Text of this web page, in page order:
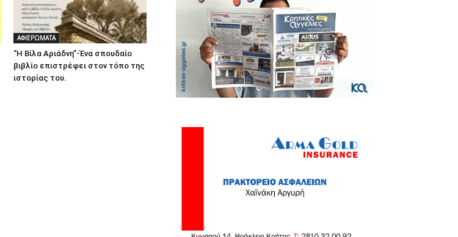
ΑΦΙΕΡΩΜΑΤΑ
“Η Βίλα Αριάδνη”-Ένα σπουδαίο
βιβλίο επιστρέφει στον τόπο της
ιστορίας του.